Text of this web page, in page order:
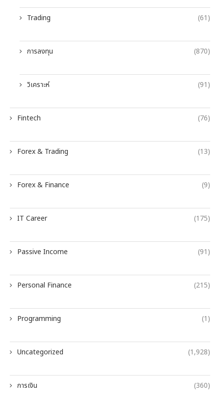
Trading (61)
การลงทุน (870)
วิเคราะห์ (91)
Fintech (76)
Forex & Trading (13)
Forex & Finance (9)
IT Career (175)
Passive Income (91)
Personal Finance (215)
Programming (1)
Uncategorized (1,928)
การเงิน (360)